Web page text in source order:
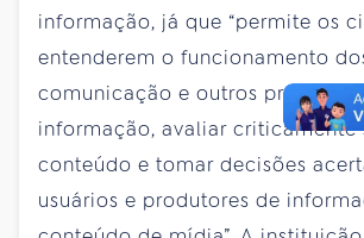
informação, já que “permite os
entenderem o funcionamento
comunicação e outros
informação, avaliar criticamente
conteúdo e tomar decisões
usuários e produtores de